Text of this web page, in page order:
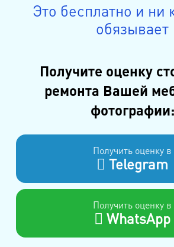
Это бесплатно и ни
обязывает
Получите оценку
ремонта Вашей
фотографии:
Получить оценку в
Telegram
Получить оценку в
WhatsApp